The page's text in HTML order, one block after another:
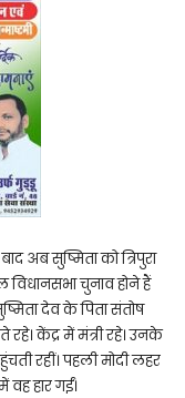
अब सुष्मिता को त्रिपुरा
विधानसभा चुनाव होने हैं
देव के पिता संतोष
केंद्र में मंत्री रहे। उनके
रहीं। पहली मोदी लहर
हार गईं।